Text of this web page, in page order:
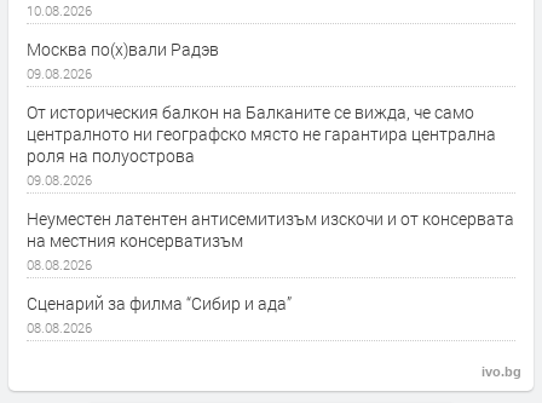
10.08.2026
Москва по(х)вали Радэв
09.08.2026
От историческия балкон на Балканите се вижда, че само
централното ни географско място не гарантира централна
роля на полуострова
09.08.2026
Неуместен латентен антисемитизъм изскочи и от консервата
на местния консерватизъм
08.08.2026
Сценарий за филма “Сибир и ада”
08.08.2026
ivo.bg